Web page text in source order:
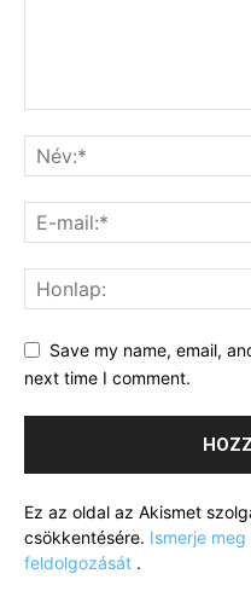
Save my name, email,
next time I comment.
Ez az oldal az Akismet
csökkentésére. Ismerje
feldolgozását .